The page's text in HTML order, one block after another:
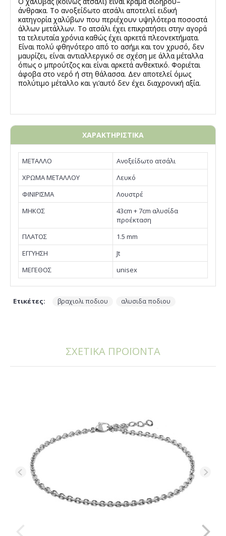
άνθρακα. Το ανοξείδωτο ατσάλι αποτελεί ειδική
κατηγορία χαλύβων που περιέχουν υψηλότερα ποσοστά
άλλων μετάλλων. Το ατσάλι έχει επικρατήσει στην αγορά
τα τελευταία χρόνια καθώς έχει αρκετά πλεονεκτήματα.
Είναι πολύ φθηνότερο από το ασήμι και τον χρυσό, δεν
μαυρίζει, είναι αντιαλλεργικό σε σχέση με άλλα μέταλλα
όπως ο μπρούτζος και είναι αρκετά ανθεκτικό. Φοριέται
άφοβα στο νερό ή στη θάλασσα. Δεν αποτελεί όμως
πολύτιμο μέταλλο και γι’αυτό δεν έχει διαχρονική αξία.
ΧΑΡΑΚΤΗΡΙΣΤΙΚΑ
ΜΕΤΑΛΛΟ
Ανοξείδωτο ατσάλι
ΧΡΩΜΑ ΜΕΤΑΛΛΟΥ
Λευκό
ΦΙΝΙΡΙΣΜΑ
Λουστρέ
ΜΗΚΟΣ
43cm + 7cm αλυσίδα
προέκταση
ΠΛΑΤΟΣ
1.5 mm
EΓΓΥΗΣΗ
Jt
ΜΕΓΕΘΟΣ
unisex
Ετικέτες: βραχιολι ποδιου αλυσιδα ποδιου
ΣΧΕΤΙΚΑ ΠΡΟΪΟΝΤΑ